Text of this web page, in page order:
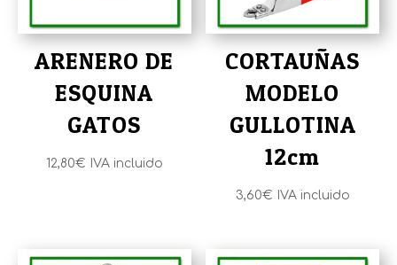
ARENERO DE
ESQUINA
GATOS
12,80€ IVA incluido
CORTAUÑAS
MODELO
GULLOTINA
12cm
3,60€ IVA incluido